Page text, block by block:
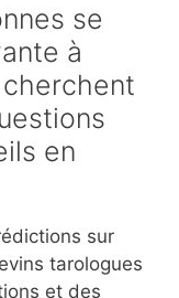
se
à
cherchent
en
sur
tarologues
et des